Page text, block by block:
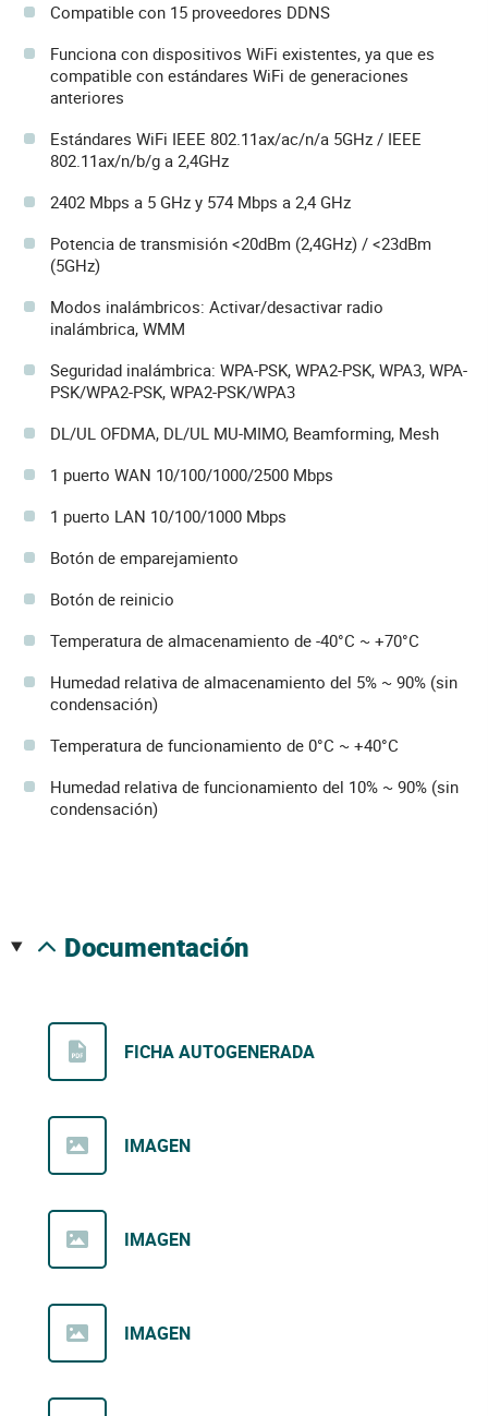
Compatible con 15 proveedores DDNS
Funciona con dispositivos WiFi existentes, ya que es
compatible con estándares WiFi de generaciones
anteriores
Estándares WiFi IEEE 802.11ax/ac/n/a 5GHz / IEEE
802.11ax/n/b/g a 2,4GHz
2402 Mbps a 5 GHz y 574 Mbps a 2,4 GHz
Potencia de transmisión <20dBm (2,4GHz) / <23dBm
(5GHz)
Modos inalámbricos: Activar/desactivar radio
inalámbrica, WMM
Seguridad inalámbrica: WPA-PSK, WPA2-PSK, WPA3, WPA-
PSK/WPA2-PSK, WPA2-PSK/WPA3
DL/UL OFDMA, DL/UL MU-MIMO, Beamforming, Mesh
1 puerto WAN 10/100/1000/2500 Mbps
1 puerto LAN 10/100/1000 Mbps
Botón de emparejamiento
Botón de reinicio
Temperatura de almacenamiento de -40°C ~ +70°C
Humedad relativa de almacenamiento del 5% ~ 90% (sin
condensación)
Temperatura de funcionamiento de 0°C ~ +40°C
Humedad relativa de funcionamiento del 10% ~ 90% (sin
condensación)
documentación
FICHA AUTOGENERADA
IMAGEN
IMAGEN
IMAGEN